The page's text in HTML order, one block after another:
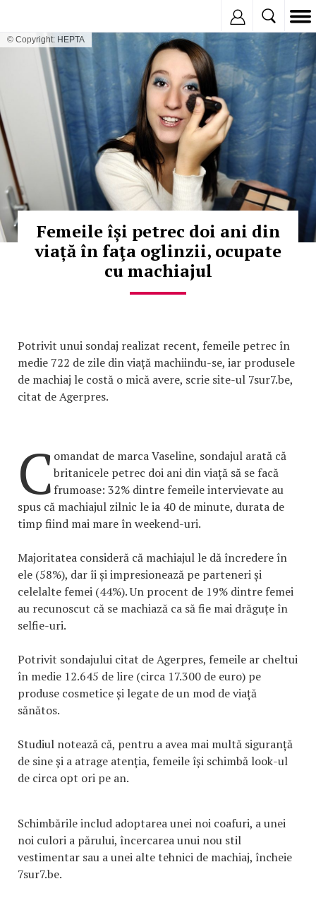
© Copyright: HEPTA
Femeile își petrec doi ani din
viață în faţa oglinzii, ocupate
cu machiajul
Potrivit unui sondaj realizat recent, femeile petrec în
medie 722 de zile din viață machiindu-se, iar produsele
de machiaj le costă o mică avere, scrie site-ul 7sur7.be,
citat de Agerpres.
C omandat de marca Vaseline, sondajul arată că
britanicele petrec doi ani din viață să se facă
frumoase: 32% dintre femeile intervievate au
spus că machiajul zilnic le ia 40 de minute, durata de
timp fiind mai mare în weekend-uri.
Majoritatea consideră că machiajul le dă încredere în
ele (58%), dar îi și impresionează pe parteneri și
celelalte femei (44%). Un procent de 19% dintre femei
au recunoscut că se machiază ca să fie mai drăguțe în
selfie-uri.
Potrivit sondajului citat de Agerpres, femeile ar cheltui
în medie 12.645 de lire (circa 17.300 de euro) pe
produse cosmetice și legate de un mod de viață
sănătos.
Studiul notează că, pentru a avea mai multă siguranță
de sine și a atrage atenția, femeile își schimbă look-ul
de circa opt ori pe an.
Schimbările includ adoptarea unei noi coafuri, a unei
noi culori a părului, încercarea unui nou stil
vestimentar sau a unei alte tehnici de machiaj, încheie
7sur7.be.